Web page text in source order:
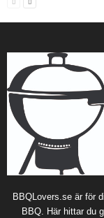
BBQLovers.se är för
BBQ. Här hittar du